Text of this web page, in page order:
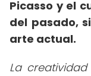
Picasso y el
del pasado,
arte actual.
La